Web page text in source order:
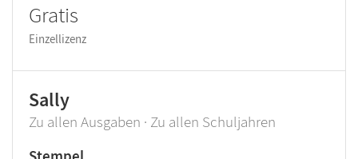
Gratis
Einzellizenz
Sally
Zu allen Ausgaben · Zu allen Schuljahren